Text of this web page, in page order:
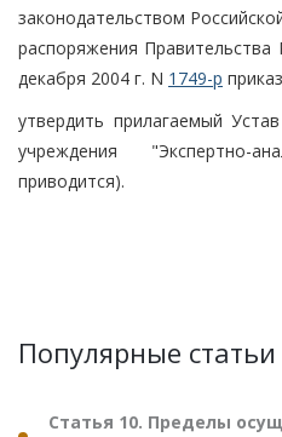
законодательством
распоряжения Правительства
декабря 2004 г. N 1749-р
утвердить прилагаемый
учреждения "Экспертно-
приводится).
Популярные статьи
Статья 10. Пределы